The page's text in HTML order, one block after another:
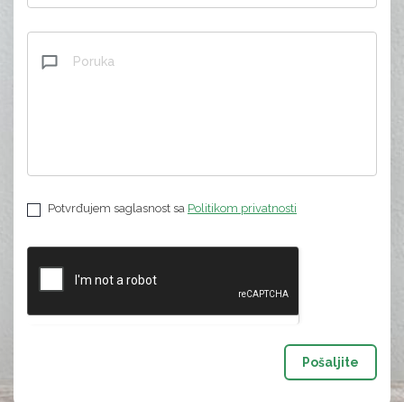
Potvrđujem saglasnost sa Politikom privatnosti
Pošaljite